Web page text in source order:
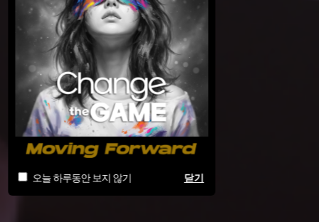
오늘 하루동안 보지 않기 닫기